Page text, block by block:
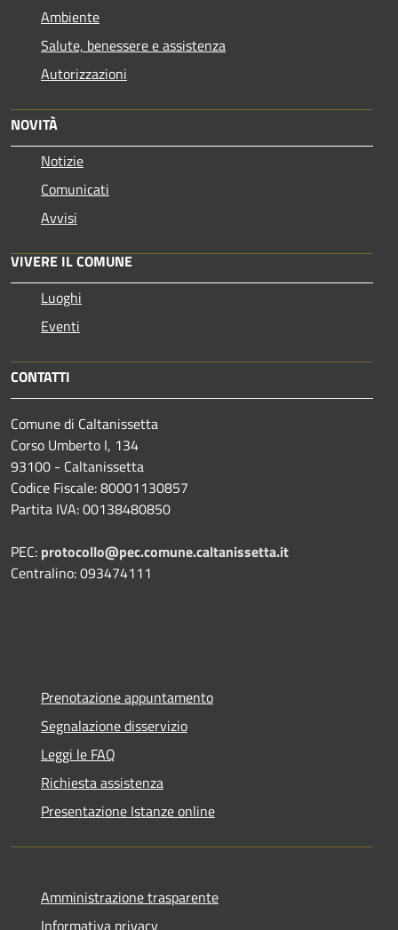
Ambiente
Salute, benessere e assistenza
Autorizzazioni
NOVITÀ
Notizie
Comunicati
Avvisi
VIVERE IL COMUNE
Luoghi
Eventi
CONTATTI
Comune di Caltanissetta
Corso Umberto I, 134
93100 - Caltanissetta
Codice Fiscale: 80001130857
Partita IVA: 00138480850
PEC: protocollo@pec.comune.caltanissetta.it
Centralino: 093474111
Prenotazione appuntamento
Segnalazione disservizio
Leggi le FAQ
Richiesta assistenza
Presentazione Istanze online
Amministrazione trasparente
Informativa privacy